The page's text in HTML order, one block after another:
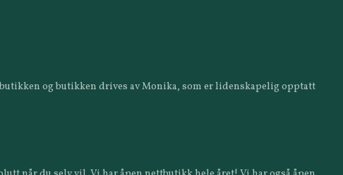
og butikken drives av Monika, som er lidenskapelig opptatt